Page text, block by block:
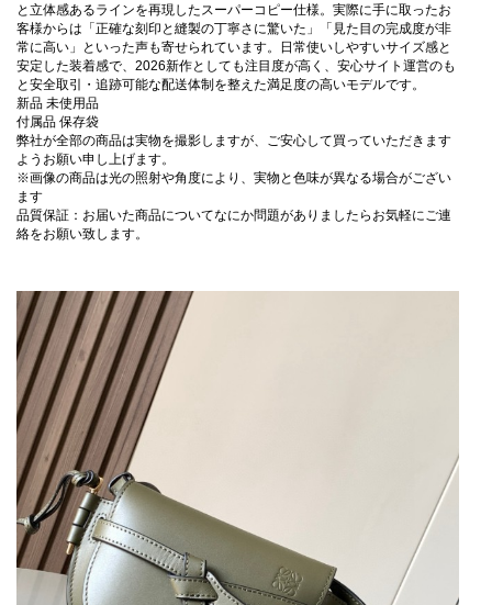
と立体感あるラインを再現したスーパーコピー仕様。実際に手に取ったお
客様からは「正確な刻印と縫製の丁寧さに驚いた」「見た目の完成度が非
常に高い」といった声も寄せられています。日常使いしやすいサイズ感と
安定した装着感で、2026新作としても注目度が高く、安心サイト運営のも
と安全取引・追跡可能な配送体制を整えた満足度の高いモデルです。
新品 未使用品
付属品 保存袋
弊社が全部の商品は実物を撮影しますが、ご安心して買っていただきます
ようお願い申し上げます。
※画像の商品は光の照射や角度により、実物と色味が異なる場合がござい
ます
品質保証：お届いた商品についてなにか問題がありましたらお気軽にご連
絡をお願い致します。